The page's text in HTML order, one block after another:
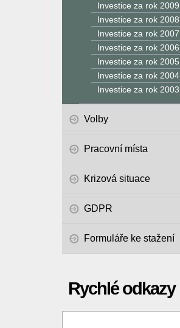
Investice za rok 2009
Investice za rok 2008
Investice za rok 2007
Investice za rok 2006
Investice za rok 2005
Investice za rok 2004
Investice za rok 2003
Volby
Pracovní místa
Krizová situace
GDPR
Formuláře ke stažení
Rychlé odkazy